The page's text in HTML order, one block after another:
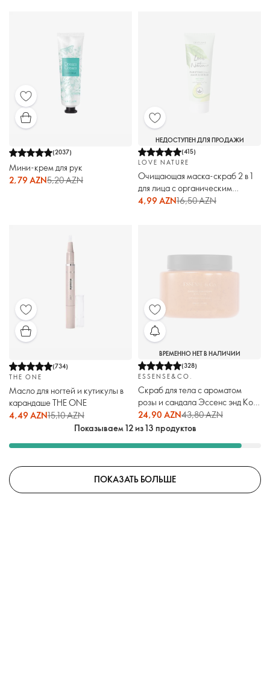
(2037)
Мини-крем для рук
2,79 AZN5,20 AZN
НЕДОСТУПЕН ДЛЯ ПРОДАЖИ
(415)
LOVE NATURE
Очищающая маска-скраб 2 в 1
для лица с органическим
чайным деревом и лаймом Love
4,99 AZN16,50 AZN
(734)
THE ONE
Масло для ногтей и кутикулы в
карандаше THE ONE
4,49 AZN15,10 AZN
ВРЕМЕННО НЕТ В НАЛИЧИИ
(328)
ESSENSE&CO.
Скраб для тела с ароматом
розы и сандала Эссенс энд Коу
/ Essense & Co.
24,90 AZN43,80 AZN
Показываем 12 из 13 продуктов
ПОКАЗАТЬ БОЛЬШЕ